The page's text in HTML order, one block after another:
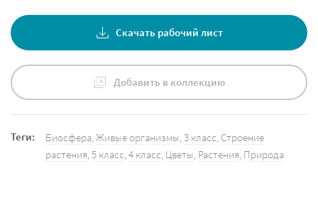
Скачать рабочий лист
Добавить в коллекцию
Теги: Биосфера Живые организмы 3 класс Строение
растения 5 класс 4 класс Цветы Растения Природа